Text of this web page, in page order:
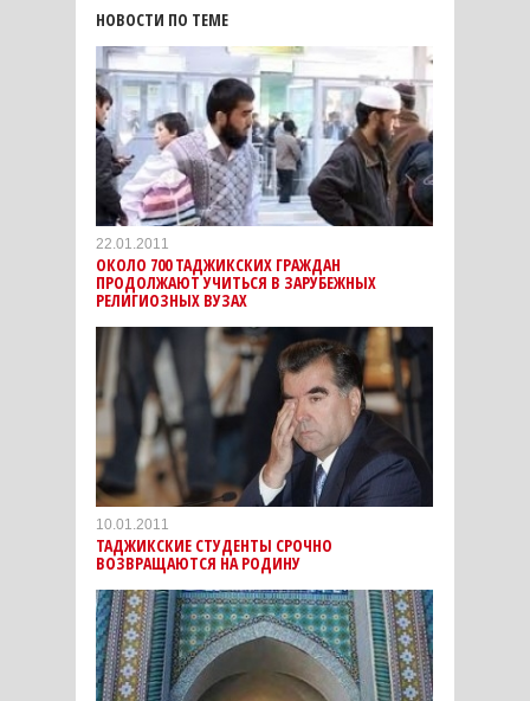
НОВОСТИ ПО ТЕМЕ
22.01.2011
ОКОЛО 700 ТАДЖИКСКИХ ГРАЖДАН
ПРОДОЛЖАЮТ УЧИТЬСЯ В ЗАРУБЕЖНЫХ
РЕЛИГИОЗНЫХ ВУЗАХ
10.01.2011
ТАДЖИКСКИЕ СТУДЕНТЫ СРОЧНО
ВОЗВРАЩАЮТСЯ НА РОДИНУ